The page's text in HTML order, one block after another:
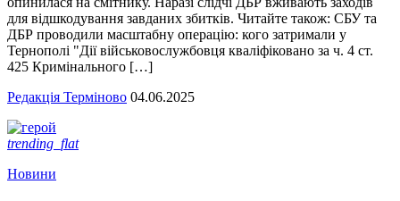
для відшкодування завданих збитків. Читайте також: СБУ та
ДБР проводили масштабну операцію: кого затримали у
Тернополі "Дії військовослужбовця кваліфіковано за ч. 4 ст.
425 Кримінального […]
Редакція Терміново 04.06.2025
trending_flat
Новини